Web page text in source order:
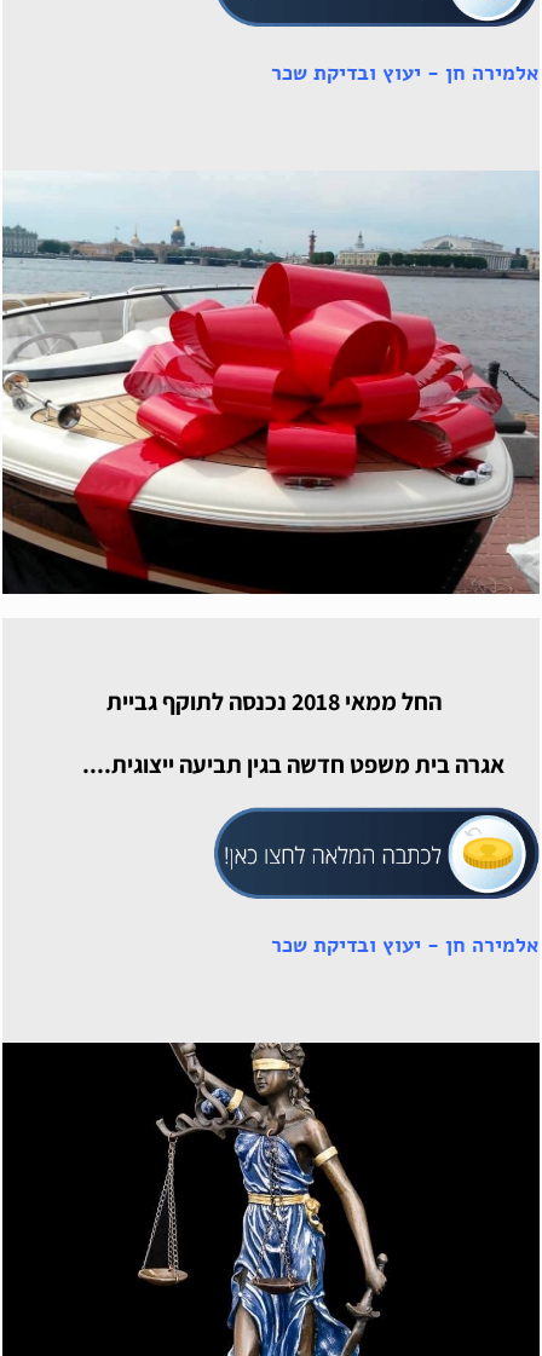
אלמירה חן - יעוץ ובדיקת שכר
החל ממאי 2018 נכנסה לתוקף גביית
אגרה בית משפט חדשה בגין תביעה ייצוגית....
אלמירה חן - יעוץ ובדיקת שכר